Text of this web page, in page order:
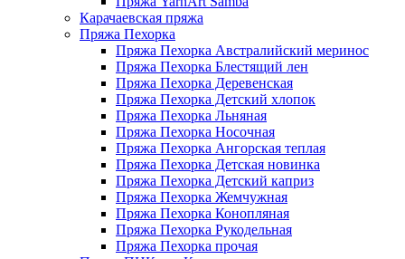
Карачаевская пряжа
Пряжа Пехорка
Пряжа Пехорка Австралийский меринос
Пряжа Пехорка Блестящий лен
Пряжа Пехорка Деревенская
Пряжа Пехорка Детский хлопок
Пряжа Пехорка Льняная
Пряжа Пехорка Носочная
Пряжа Пехорка Ангорская теплая
Пряжа Пехорка Детская новинка
Пряжа Пехорка Детский каприз
Пряжа Пехорка Жемчужная
Пряжа Пехорка Конопляная
Пряжа Пехорка Рукодельная
Пряжа Пехорка прочая